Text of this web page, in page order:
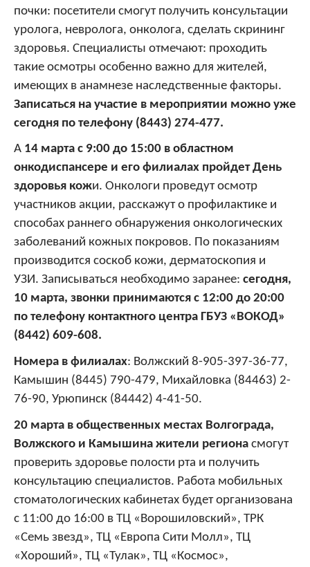
почки: посетители смогут получить консультации
уролога, невролога, онколога, сделать скрининг
здоровья. Специалисты отмечают: проходить
такие осмотры особенно важно для жителей,
имеющих в анамнезе наследственные факторы.
Записаться на участие в мероприятии можно уже
сегодня по телефону (8443) 274-477.
А 14 марта с 9:00 до 15:00 в областном
онкодиспансере и его филиалах пройдет День
здоровья кожи. Онкологи проведут осмотр
участников акции, расскажут о профилактике и
способах раннего обнаружения онкологических
заболеваний кожных покровов. По показаниям
производится соскоб кожи, дерматоскопия и
УЗИ. Записываться необходимо заранее: сегодня,
10 марта, звонки принимаются с 12:00 до 20:00
по телефону контактного центра ГБУЗ «ВОКОД»
(8442) 609-608.
Номера в филиалах: Волжский 8-905-397-36-77,
Камышин (8445) 790-479, Михайловка (84463) 2-
76-90, Урюпинск (84442) 4-41-50.
20 марта в общественных местах Волгограда,
Волжского и Камышина жители региона смогут
проверить здоровье полости рта и получить
консультацию специалистов. Работа мобильных
стоматологических кабинетах будет организована
с 11:00 до 16:00 в ТЦ «Ворошиловский», ТРК
«Семь звезд», ТЦ «Европа Сити Молл», ТЦ
«Хороший», ТЦ «Тулак», ТЦ «Космос»,